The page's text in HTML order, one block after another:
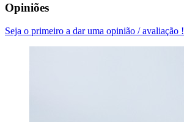
Opiniões
Seja o primeiro a dar uma opinião / avaliação !